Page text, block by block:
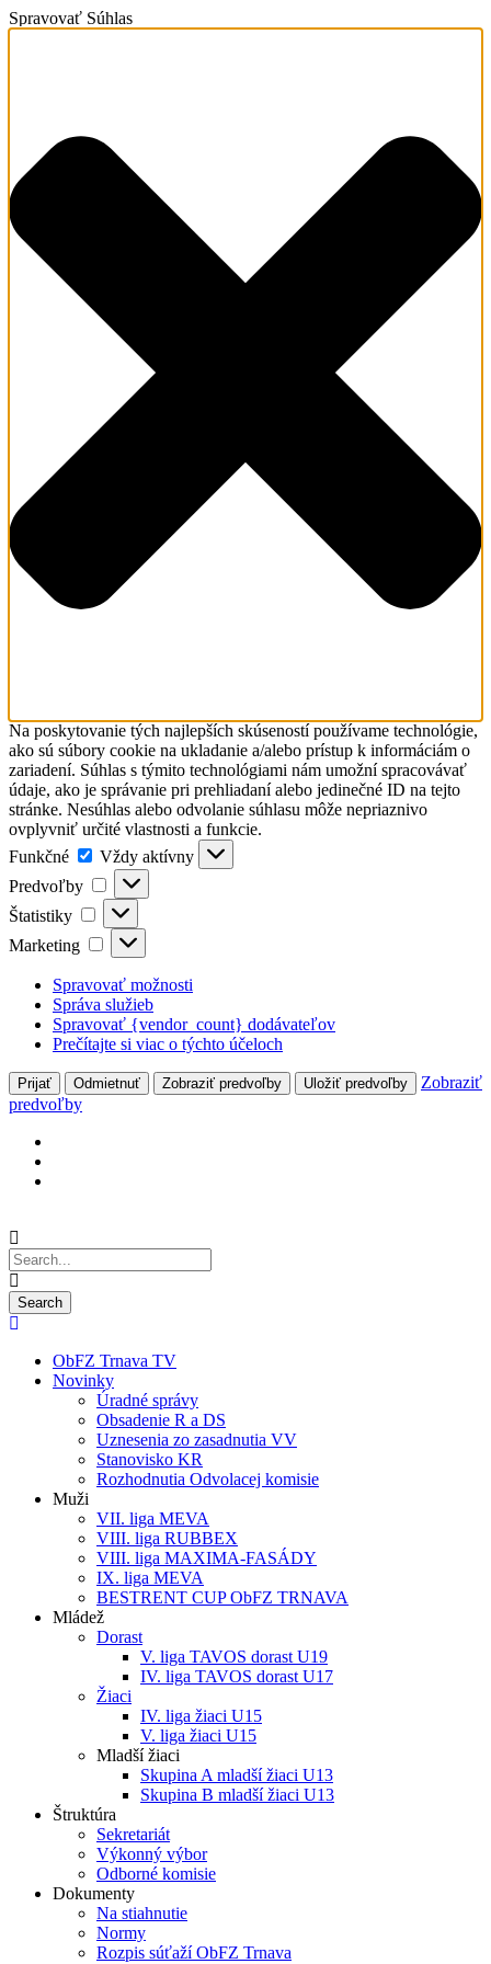
Spravovať Súhlas
Na poskytovanie tých najlepších skúseností používame technológie,
ako sú súbory cookie na ukladanie a/alebo prístup k informáciám o
zariadení. Súhlas s týmito technológiami nám umožní spracovávať
údaje, ako je správanie pri prehliadaní alebo jedinečné ID na tejto
stránke. Nesúhlas alebo odvolanie súhlasu môže nepriaznivo
ovplyvniť určité vlastnosti a funkcie.
Funkčné
Funkčné
Vždy aktívny
Predvoľby
Predvoľby
Štatistiky Štatistiky
Marketing Marketing
Spravovať možnosti
Správa služieb
Spravovať {vendor_count} dodávateľov
Prečítajte si viac o týchto účeloch
Prijať Odmietnuť Zobraziť predvoľby Uložiť predvoľby
Zobraziť
predvoľby
ObFZ Trnava TV
Novinky
Úradné správy
Obsadenie R a DS
Uznesenia zo zasadnutia VV
Stanovisko KR
Rozhodnutia Odvolacej komisie
Muži
VII. liga MEVA
VIII. liga RUBBEX
VIII. liga MAXIMA-FASÁDY
IX. liga MEVA
BESTRENT CUP ObFZ TRNAVA
Mládež
Dorast
V. liga TAVOS dorast U19
IV. liga TAVOS dorast U17
Žiaci
IV. liga žiaci U15
V. liga žiaci U15
Mladší žiaci
Skupina A mladší žiaci U13
Skupina B mladší žiaci U13
Štruktúra
Sekretariát
Výkonný výbor
Odborné komisie
Dokumenty
Na stiahnutie
Normy
Rozpis súťaží ObFZ Trnava